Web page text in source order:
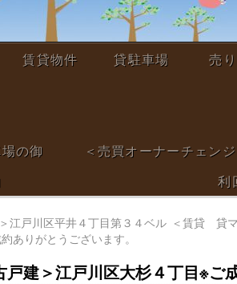
賃貸物件 貸駐車場
売
の御
＜売買オーナーチェン
利
江戸川区平井４丁目第３４ベル
りがとうございます。
＜賃貸 貸
建＞江戸川区大杉４丁目※ご